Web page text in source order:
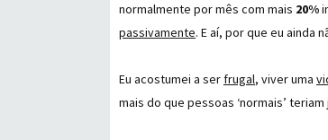
normalmente por mês com mais 20%
passivamente. E aí, por que eu ainda
Eu acostumei a ser frugal, viver uma
mais do que pessoas ‘normais’